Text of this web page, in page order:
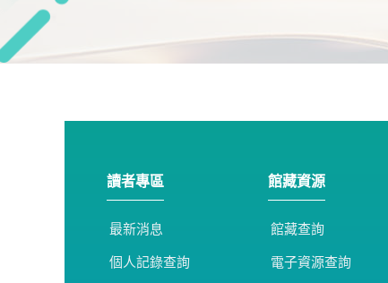
讀者專區
最新消息
個人記錄查詢
館藏資源
館藏查詢
電子資源查詢